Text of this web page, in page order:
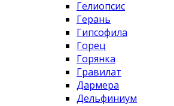
Гелиопсис
Герань
Гипсофила
Горец
Горянка
Гравилат
Дармера
Дельфиниум